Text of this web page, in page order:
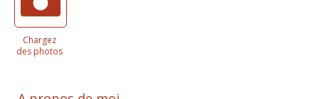
Chargez
des photos